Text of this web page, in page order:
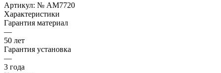
Артикул: № AM7720
Характеристики
Гарантия материал
—
50 лет
Гарантия установка
—
3 года